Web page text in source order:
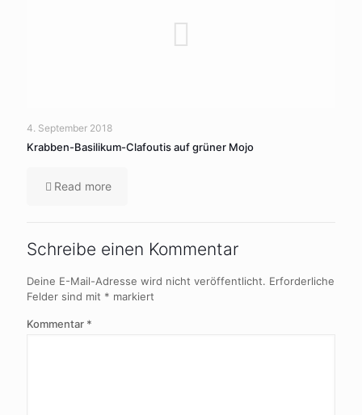
4. September 2018
Krabben-Basilikum-Clafoutis auf grüner Mojo
Read more
Schreibe einen Kommentar
Deine E-Mail-Adresse wird nicht veröffentlicht. Erforderliche
Felder sind mit * markiert
Kommentar *